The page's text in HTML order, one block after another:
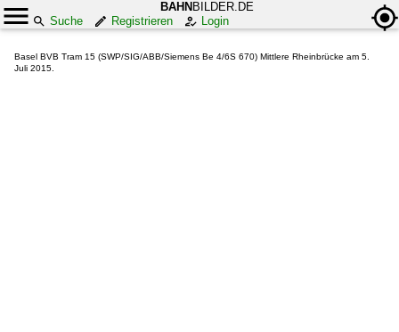
BAHN BILDER.DE
Suche
Registrieren Login
Basel BVB Tram 15 (SWP/SIG/ABB/Siemens Be 4/6S 670) Mittlere Rheinbrücke am 5.
Juli 2015.